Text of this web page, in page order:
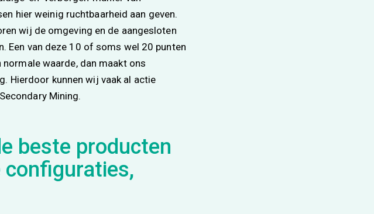
hier weinig ruchtbaarheid aan geven.
wij de omgeving en de aangesloten
Een van deze 10 of soms wel 20 punten
normale waarde, dan maakt ons
Hierdoor kunnen wij vaak al actie
Mining.
beste producten
configuraties,